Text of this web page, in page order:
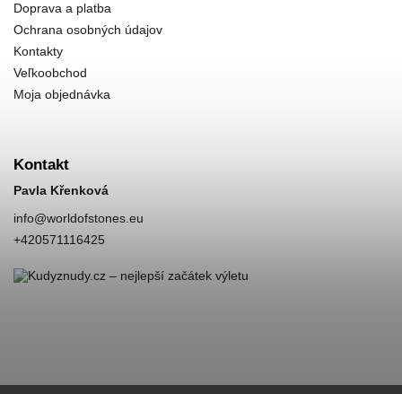
Doprava a platba
Ochrana osobných údajov
Kontakty
Veľkoobchod
Moja objednávka
Kontakt
Pavla Křenková
info@worldofstones.eu
+420571116425